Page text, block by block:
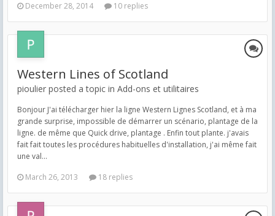
December 28, 2014
10 replies
Western Lines of Scotland
pioulier posted a topic in Add-ons et utilitaires
Bonjour J'ai télécharger hier la ligne Western Lignes Scotland, et à ma
grande surprise, impossible de démarrer un scénario, plantage de la
ligne. de même que Quick drive, plantage . Enfin tout plante. j'avais
fait fait toutes les procédures habituelles d'installation, j'ai même fait
une val...
March 26, 2013
18 replies